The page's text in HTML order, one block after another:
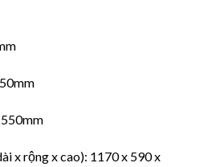
550mm
x rộng x cao): 1170 x 590 x